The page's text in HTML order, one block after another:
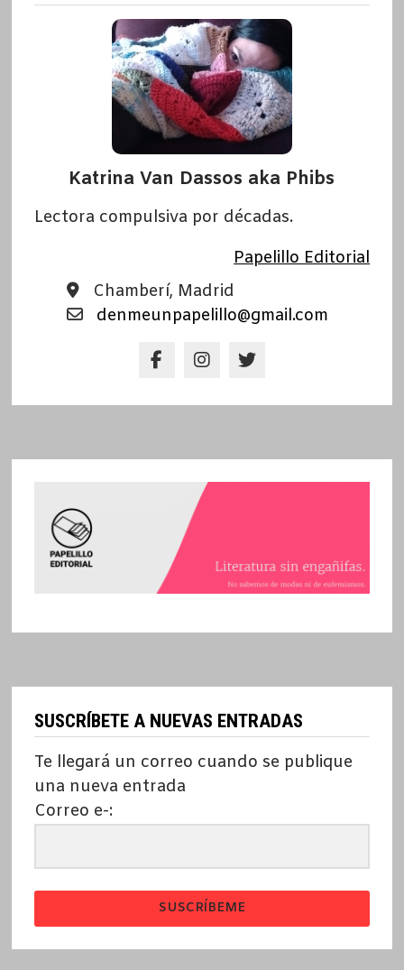
Katrina Van Dassos aka Phibs
Lectora compulsiva por décadas.
Papelillo Editorial
Chamberí, Madrid
denmeunpapelillo@gmail.com
SUSCRÍBETE A NUEVAS ENTRADAS
Te llegará un correo cuando se publique
una nueva entrada
Correo e-:
SUSCRÍBEME